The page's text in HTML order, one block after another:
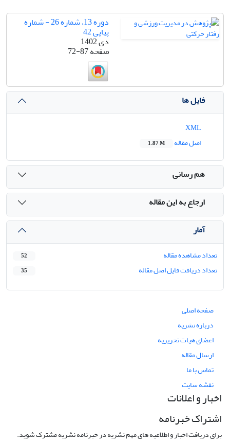
دوره 13، شماره 26 - شماره
پیاپی 42
دی 1402
صفحه72-87
فایل ها
اصل مقاله
1.87 M
هم رسانی
ارجاع به این مقاله
آمار
تعداد مشاهده مقاله 52
تعداد دریافت فایل اصل مقاله 35
صفحه اصلی
درباره نشریه
اعضای هیات تحریریه
ارسال مقاله
تماس با ما
نقشه سایت
اخبار و اعلانات
اشتراک خبرنامه
برای دریافت اخبار و اطلاعیه های مهم نشریه در خبرنامه نشریه مشترک شوید.